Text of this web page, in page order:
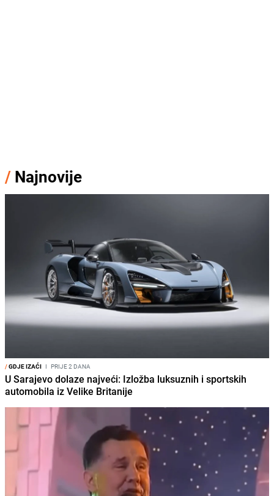
/ Najnovije
/GDJE IZAĆI I PRIJE 2 DANA
U Sarajevo dolaze najveći: Izložba luksuznih i sportskih
automobila iz Velike Britanije